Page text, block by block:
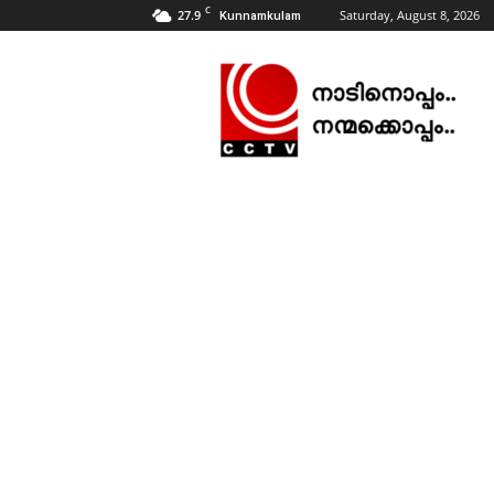
27.9 C Kunnamkulam Saturday, August 8, 2026
NEWS
|
KUNNAMKULAM